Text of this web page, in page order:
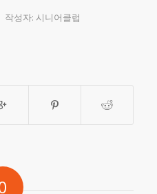
작성자: 시니어클럽